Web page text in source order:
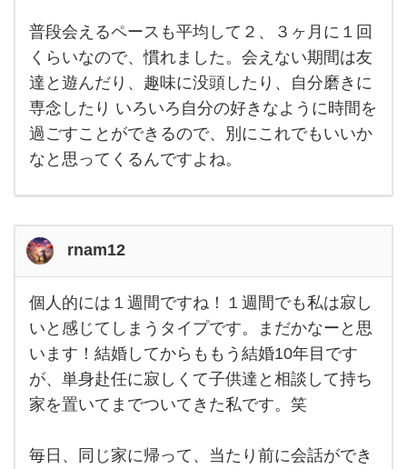
が合
わ
ず
ます
が、
最長
会わ
なか
った
期間
は５
ヶ月
くら
いで
普段会えるペースも平均して２、３ヶ月に１回
くらいなので、慣れました。会えない期間は友
達と遊んだり、趣味に没頭したり、自分磨きに
専念したり いろいろ自分の好きなように時間を
過ごすことができるので、別にこれでもいいか
なと思ってくるんですよね。
rnam12
個人
的に
は１
週間
です
ね！
１週
間で
しい
個人的には１週間ですね！１週間でも私は寂し
いと感じてしまうタイプです。まだかなーと思
います！結婚してからももう結婚10年目です
が、単身赴任に寂しくて子供達と相談して持ち
家を置いてまでついてきた私です。笑
毎日、同じ家に帰って、当たり前に会話ができ